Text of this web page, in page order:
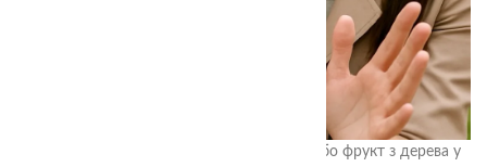
Влітку так хочеться зірвати свіжу ягідку або фрукт з дерева у